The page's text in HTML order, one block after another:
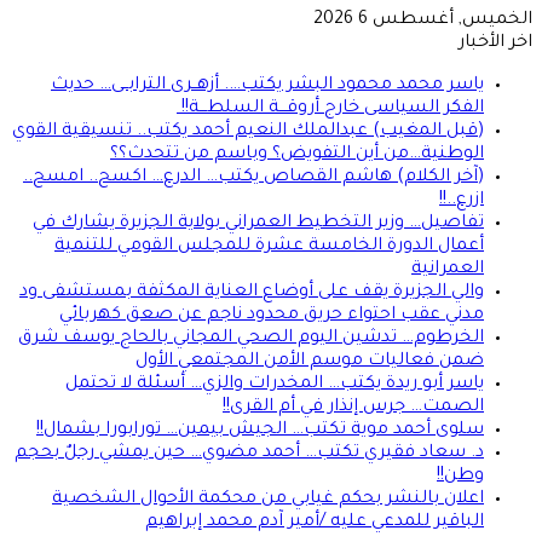
الخميس, أغسطس 6 2026
اخر الأخبار
ياسر محمد محمود البشر يكتب…. أزهــرى الترابــى… حديث
الفكر السياسى خارج أروقـــة السلطـــة!!
(قبل المغيب) عبدالملك النعيم أحمد يكتب.. تنسيقية القوي
الوطنية…من أين التفويض؟ وباسم من تتحدث؟؟
(آخر الكلام) هاشم القصاص يكتب… الدرع… اكسح.. امسح..
ازرع..!!
تفاصيل… وزير التخطيط العمراني بولاية الجزيرة يشارك في
أعمال الدورة الخامسة عشرة للمجلس القومي للتنمية
العمرانية
والي الجزيرة يقف على أوضاع العناية المكثفة بمستشفى ود
مدني عقب احتواء حريق محدود ناجم عن صعق كهربائي
الخرطوم… تدشين اليوم الصحي المجاني بالحاج يوسف شرق
ضمن فعاليات موسم الأمن المجتمعي الأول
ياسر أبو ريدة يكتب… المخدرات والزي… أسئلة لا تحتمل
الصمت… جرس إنذار في أم القرى!!
سلوى أحمد موية تكتب… الجيش بيمين… تورابورا بشمال!!
د. سعاد فقيري تكتب… أحمد مضوي… حين يمشي رجلٌ بحجم
وطن!!
اعلان بالنشر بحكم غيابي من محكمة الأحوال الشخصية
الباقير للمدعي عليه /أمير آدم محمد إبراهيم